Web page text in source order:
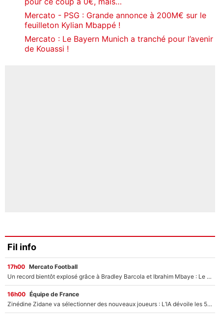
Mercato - PSG : Grande annonce à 200M€ sur le
feuilleton Kylian Mbappé !
Mercato : Le Bayern Munich a tranché pour l’avenir
de Kouassi !
Fil info
17h00 Mercato Football
Un record bientôt explosé grâce à Bradley Barcola et Ibrahim Mbaye : Le PSG sur le point de réaliser un mercato historique ?
16h00 Équipe de France
Zinédine Zidane va sélectionner des nouveaux joueurs : L’IA dévoile les 5 cracks qui pourraient rapidement le rejoindre en équipe de France !